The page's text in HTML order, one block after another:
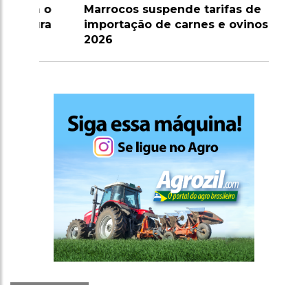
Marrocos suspende tarifas de
importação de carnes e ovinos até